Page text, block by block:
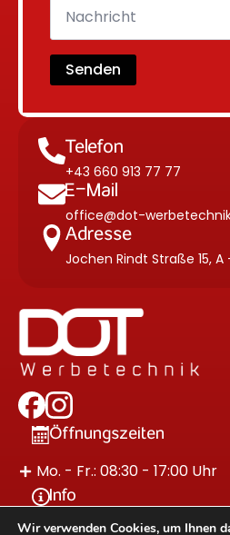
Senden
Telefon
+43 660 913 77 77
E-Mail
office@dot-
Adresse
Jochen Rindt Straße 15, A
Öffnungszeiten
Mo. - Fr.: 08:30 - 17:00 Uhr
Info
Wir verwenden Cookies, um Ihnen